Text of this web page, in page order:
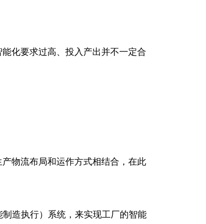
化要求过高、投入产出并不一定合
物流布局和运作方式相结合，在此
造执行）系统，来实现工厂的智能